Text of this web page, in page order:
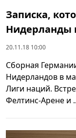
Записка,
Нидерланды
20.11.18 10:00
Сборная
Нидерландов в
Лиги наций.
Фелтинс-Арене и